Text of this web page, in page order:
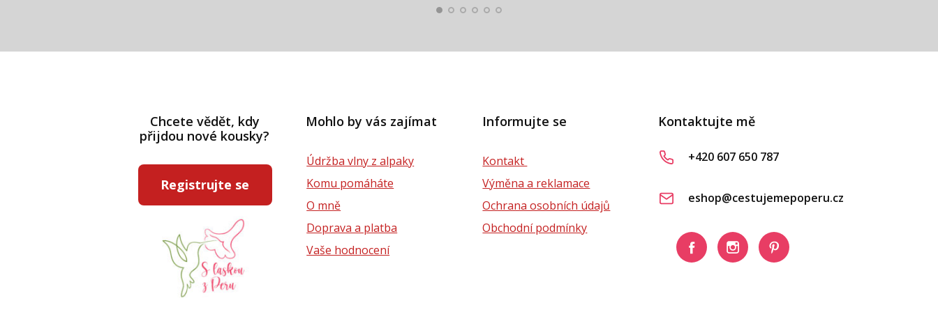
Chcete vědět, kdy
přijdou nové kousky?
Registrujte se
Mohlo by vás zajímat
Údržba vlny z alpaky
Komu pomáháte
O mně
Doprava a platba
Vaše hodnocení
Informujte se
Kontakt
Výměna a reklamace
Ochrana osobních údajů
Obchodní podmínky
Kontaktujte mě
+420 607 650 787
eshop@cestujemepoperu.cz